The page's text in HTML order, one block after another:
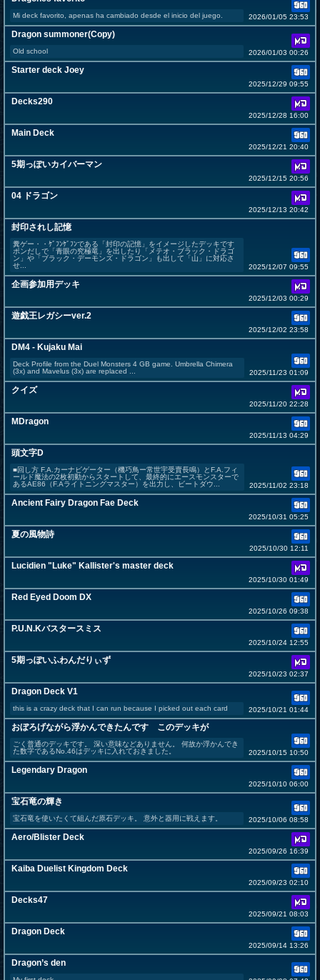
Mi deck favorito, apenas ha cambiado desde el inicio del juego. 2026/01/05 23:53
Dragon summoner(Copy)
Old school 2026/01/03 00:26
Starter deck Joey
2025/12/29 09:55
Decks290
2025/12/28 16:00
Main Deck
2025/12/21 20:40
5期っぽいカイバーマン
2025/12/15 20:56
04 ドラゴン
2025/12/13 20:42
封印されし記憶
糞ゲー・・ｹﾞﾌﾝｹﾞﾌﾝである「封印の記憶」をイメージしたデッキです
ポンだしで「青眼の究極竜」を出したり「メテオ・ブラック・ドラゴ
ン」や「ブラック・デーモンズ・ドラゴン」も出して「山」に対応さ
せ...
2025/12/07 09:55
企画参加用デッキ
2025/12/03 00:29
遊戯王レガシーver.2
2025/12/02 23:58
DM4 - Kujaku Mai
Deck Profile from the Duel Monsters 4 GB game. Umbrella Chimera
(3x) and Mavelus (3x) are replaced ...
2025/11/23 01:09
クイズ
2025/11/20 22:28
MDragon
2025/11/13 04:29
頭文字D
■回し方 F.A.カーナビゲーター（機巧鳥ー常世宇受賣長鳴）とF.A.フィ
ールド魔法の2枚初動からスタートして、最終的にエースモンスターで
あるAE86（F.Aライトニングマスター）を出力し、ビートダウ...
2025/11/02 23:18
Ancient Fairy Dragon Fae Deck
2025/10/31 05:25
夏の風物詩
2025/10/30 12:11
Lucidien "Luke" Kallister's master deck
2025/10/30 01:49
Red Eyed Doom DX
2025/10/26 09:38
P.U.N.Kバスタースミス
2025/10/24 12:55
5期っぽいふわんだりぃず
2025/10/23 02:37
Dragon Deck V1
this is a crazy deck that I can run because I picked out each card 2025/10/21 01:44
おぼろげながら浮かんできたんです このデッキが
ごく普通のデッキです。 深い意味などありません。 何故か浮かんでき
た数字であるNo.46はデッキに入れておきました。
2025/10/15 10:50
Legendary Dragon
2025/10/10 06:00
宝石竜の輝き
宝石竜を使いたくて組んだ原石デッキ。 意外と器用に戦えます。 2025/10/06 08:58
Aero/Blister Deck
2025/09/26 16:39
Kaiba Duelist Kingdom Deck
2025/09/23 02:10
Decks47
2025/09/21 08:03
Dragon Deck
2025/09/14 13:26
Dragon’s den